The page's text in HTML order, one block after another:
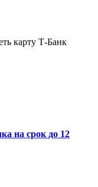
карту Т-Банк
на срок до 12